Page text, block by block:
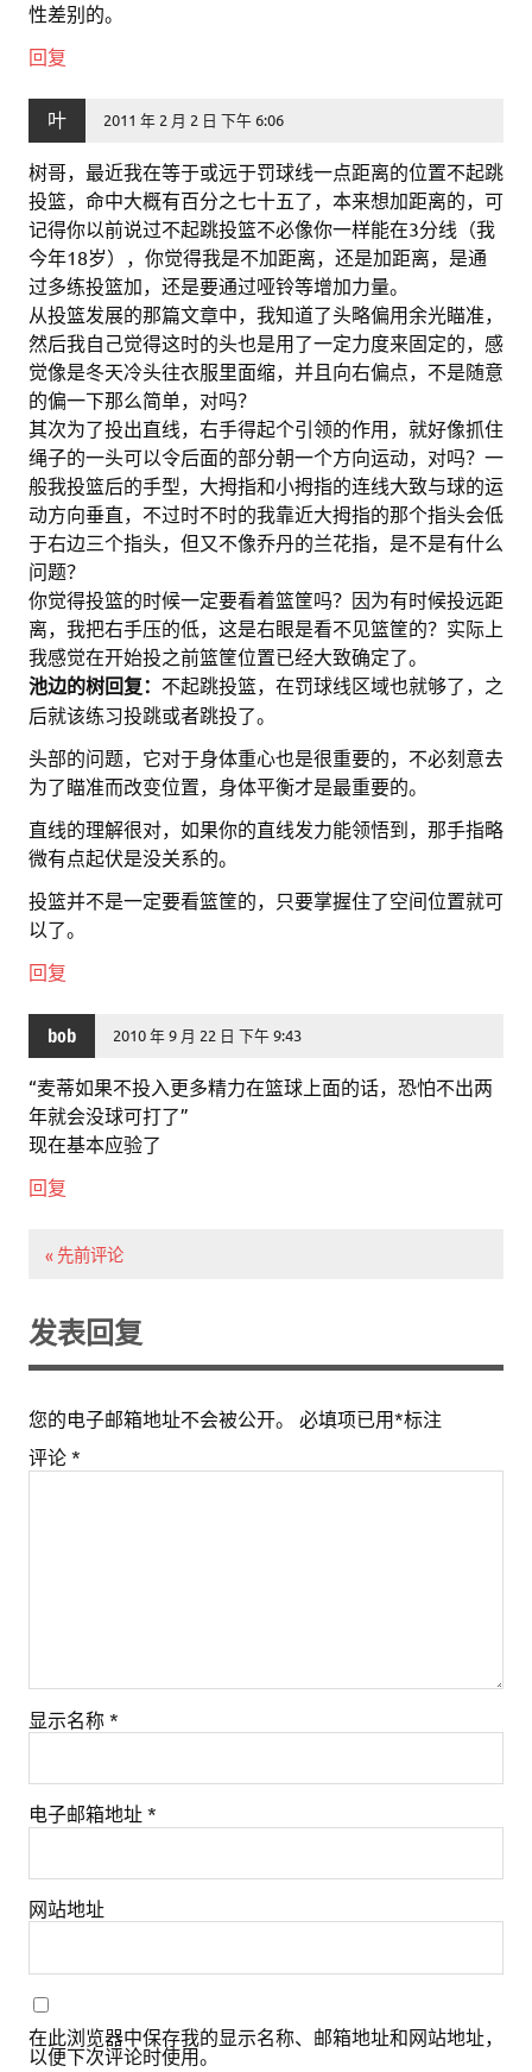
性差别的。
回复
叶 2011 年 2 月 2 日 下午 6:06
树哥，最近我在等于或远于罚球线一点距离的位置不起跳
投篮，命中大概有百分之七十五了，本来想加距离的，可
记得你以前说过不起跳投篮不必像你一样能在3分线（我
今年18岁），你觉得我是不加距离，还是加距离，是通
过多练投篮加，还是要通过哑铃等增加力量。
从投篮发展的那篇文章中，我知道了头略偏用余光瞄准，
然后我自己觉得这时的头也是用了一定力度来固定的，感
觉像是冬天冷头往衣服里面缩，并且向右偏点，不是随意
的偏一下那么简单，对吗？
其次为了投出直线，右手得起个引领的作用，就好像抓住
绳子的一头可以令后面的部分朝一个方向运动，对吗？一
般我投篮后的手型，大拇指和小拇指的连线大致与球的运
动方向垂直，不过时不时的我靠近大拇指的那个指头会低
于右边三个指头，但又不像乔丹的兰花指，是不是有什么
问题？
你觉得投篮的时候一定要看着篮筐吗？因为有时候投远距
离，我把右手压的低，这是右眼是看不见篮筐的？实际上
我感觉在开始投之前篮筐位置已经大致确定了。
池边的树回复： 不起跳投篮，在罚球线区域也就够了，之
后就该练习投跳或者跳投了。
头部的问题，它对于身体重心也是很重要的，不必刻意去
为了瞄准而改变位置，身体平衡才是最重要的。
直线的理解很对，如果你的直线发力能领悟到，那手指略
微有点起伏是没关系的。
投篮并不是一定要看篮筐的，只要掌握住了空间位置就可
以了。
回复
bob 2010 年 9 月 22 日 下午 9:43
“麦蒂如果不投入更多精力在篮球上面的话，恐怕不出两
年就会没球可打了”
现在基本应验了
回复
« 先前评论
发表回复
您的电子邮箱地址不会被公开。 必填项已用*标注
评论 *
显示名称 *
电子邮箱地址 *
网站地址
在此浏览器中保存我的显示名称、邮箱地址和网站地址，
以便下次评论时使用。